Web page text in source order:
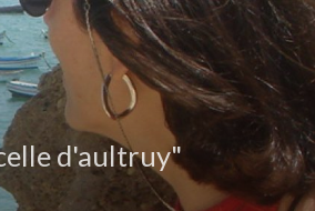
d'aultruy"